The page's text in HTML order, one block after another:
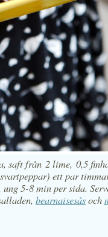
saft från 2 lime, 0,5
ett par
5-8 min per sida.
bearnaisesåsoch